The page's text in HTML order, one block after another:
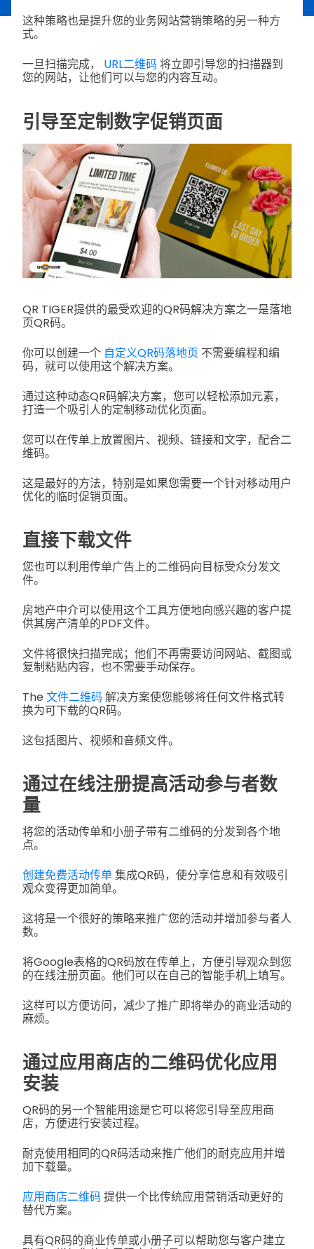
这种策略也是提升您的业务网站营销策略的另一种方
式。
一旦扫描完成， URL二维码 将立即引导您的扫描器到
您的网站，让他们可以与您的内容互动。
引导至定制数字促销页面
QR TIGER提供的最受欢迎的QR码解决方案之一是落地
页QR码。
你可以创建一个 自定义QR码落地页 不需要编程和编
码，就可以使用这个解决方案。
通过这种动态QR码解决方案，您可以轻松添加元素，
打造一个吸引人的定制移动优化页面。
您可以在传单上放置图片、视频、链接和文字，配合二
维码。
这是最好的方法，特别是如果您需要一个针对移动用户
优化的临时促销页面。
直接下载文件
您也可以利用传单广告上的二维码向目标受众分发文
件。
房地产中介可以使用这个工具方便地向感兴趣的客户提
供其房产清单的PDF文件。
文件将很快扫描完成；他们不再需要访问网站、截图或
复制粘贴内容，也不需要手动保存。
The 文件二维码 解决方案使您能够将任何文件格式转
换为可下载的QR码。
这包括图片、视频和音频文件。
通过在线注册提高活动参与者数
量
将您的活动传单和小册子带有二维码的分发到各个地
点。
创建免费活动传单集成QR码，使分享信息和有效吸引
观众变得更加简单。
这将是一个很好的策略来推广您的活动并增加参与者人
数。
将Google表格的QR码放在传单上，方便引导观众到您
的在线注册页面。他们可以在自己的智能手机上填写。
这样可以方便访问，减少了推广即将举办的商业活动的
麻烦。
通过应用商店的二维码优化应用
安装
QR码的另一个智能用途是它可以将您引导至应用商
店，方便进行安装过程。
耐克使用相同的QR码活动来推广他们的耐克应用并增
加下载量。
应用商店二维码 提供一个比传统应用营销活动更好的
替代方案。
具有QR码的商业传单或小册子可以帮助您与客户建立